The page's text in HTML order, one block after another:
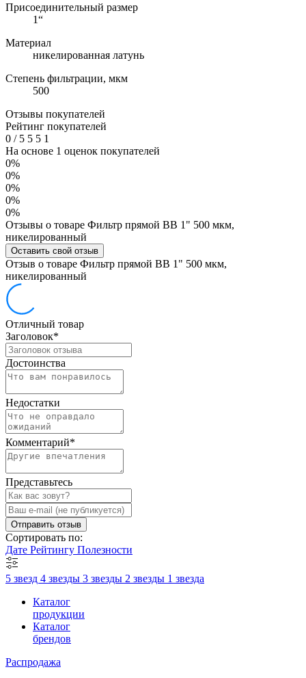
Присоединительный размер
1“
Материал
никелированная латунь
Степень фильтрации, мкм
500
Отзывы покупателей
Рейтинг покупателей
0 /5 5 5 1
На основе 1 оценок покупателей
0%
0%
0%
0%
0%
Отзывы о товаре Фильтр прямой ВВ 1" 500 мкм,
никелированный
Оставить свой отзыв
Отзыв о товаре Фильтр прямой ВВ 1" 500 мкм,
никелированный
Отличный товар
Заголовок*
Достоинства
Недостатки
Комментарий*
Представьтесь
Отправить отзыв
Сортировать по:
Дате Рейтингу Полезности
5 звезд 4 звезды 3 звезды 2 звезды 1 звезда
Каталог
продукции
Каталог
брендов
Распродажа